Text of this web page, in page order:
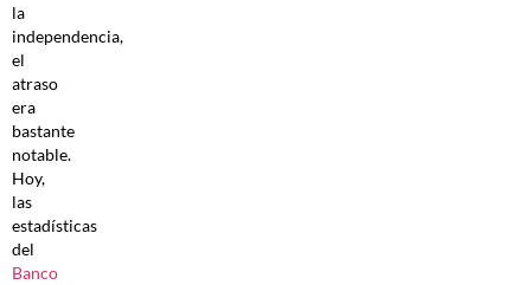
la
independencia,
el
atraso
era
bastante
notable.
Hoy,
las
estadísticas
del
Banco